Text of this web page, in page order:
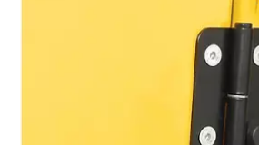
V39 컴프레서를 구매하시면 프로모션
맞춤형 솔루션으로 비즈니스를 최적